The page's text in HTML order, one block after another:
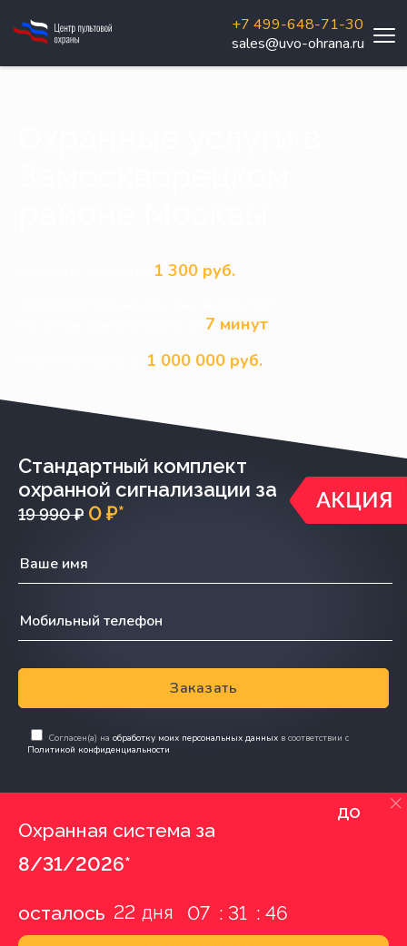
+7 499-648-71-30
sales@uvo-ohrana.ru
1 300 руб.
7 минут
1 000 000 руб.
Стандартный комплект
охранной сигнализации за
19 990 ₽ 0 ₽*
Заказать
Согласен(а) на обработку моих персональных данных в соответствии с
Политикой конфиденциальности
Охранная система за
до
8/31/2026*
осталось 22 07 31 45